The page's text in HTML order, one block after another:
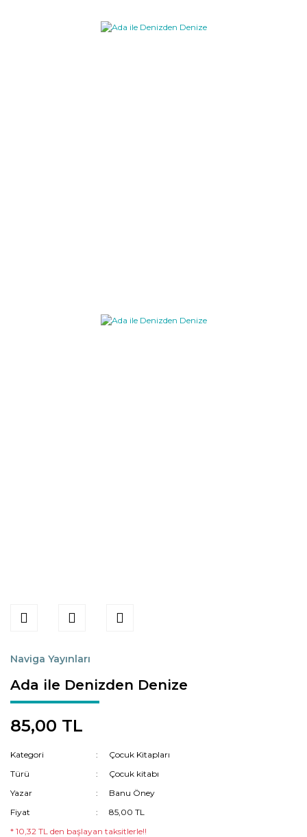
Naviga Yayınları
Ada ile Denizden Denize
85,00 TL
Kategori
Çocuk Kitapları
Türü
Çocuk kitabı
Yazar
Banu Öney
Fiyat
85,00 TL
* 10,32 TL den başlayan taksitlerle!!